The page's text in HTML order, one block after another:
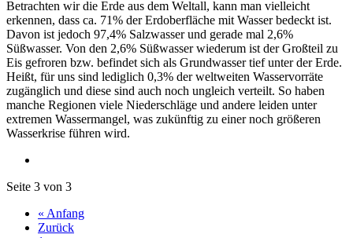
Betrachten wir die Erde aus dem Weltall, kann man vielleicht
erkennen, dass ca. 71% der Erdoberfläche mit Wasser bedeckt ist.
Davon ist jedoch 97,4% Salzwasser und gerade mal 2,6%
Süßwasser. Von den 2,6% Süßwasser wiederum ist der Großteil zu
Eis gefroren bzw. befindet sich als Grundwasser tief unter der Erde.
Heißt, für uns sind lediglich 0,3% der weltweiten Wasservorräte
zugänglich und diese sind auch noch ungleich verteilt. So haben
manche Regionen viele Niederschläge und andere leiden unter
extremen Wassermangel, was zukünftig zu einer noch größeren
Wasserkrise führen wird.
Seite 3 von 3
« Anfang
Zurück